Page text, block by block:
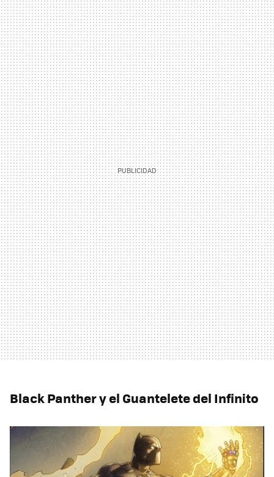
Black Panther y el Guantelete del Infinito